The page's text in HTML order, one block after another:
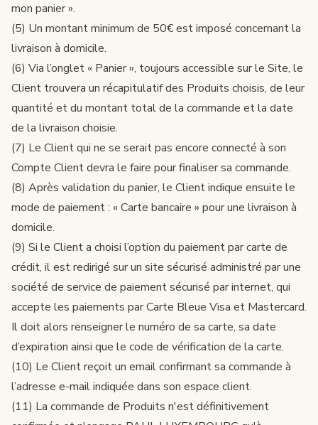
mon panier ».
(5) Un montant minimum de 50€ est imposé concernant la
livraison à domicile.
(6) Via l’onglet « Panier », toujours accessible sur le Site, le
Client trouvera un récapitulatif des Produits choisis, de leur
quantité et du montant total de la commande et la date
de la livraison choisie.
(7) Le Client qui ne se serait pas encore connecté à son
Compte Client devra le faire pour finaliser sa commande.
(8) Après validation du panier, le Client indique ensuite le
mode de paiement : « Carte bancaire » pour une livraison à
domicile.
(9) Si le Client a choisi l’option du paiement par carte de
crédit, il est redirigé sur un site sécurisé administré par une
société de service de paiement sécurisé par internet, qui
accepte les paiements par Carte Bleue Visa et Mastercard.
Il doit alors renseigner le numéro de sa carte, sa date
d’expiration ainsi que le code de vérification de la carte.
(10) Le Client reçoit un email confirmant sa commande à
l’adresse e-mail indiquée dans son espace client.
(11) La commande de Produits n'est définitivement